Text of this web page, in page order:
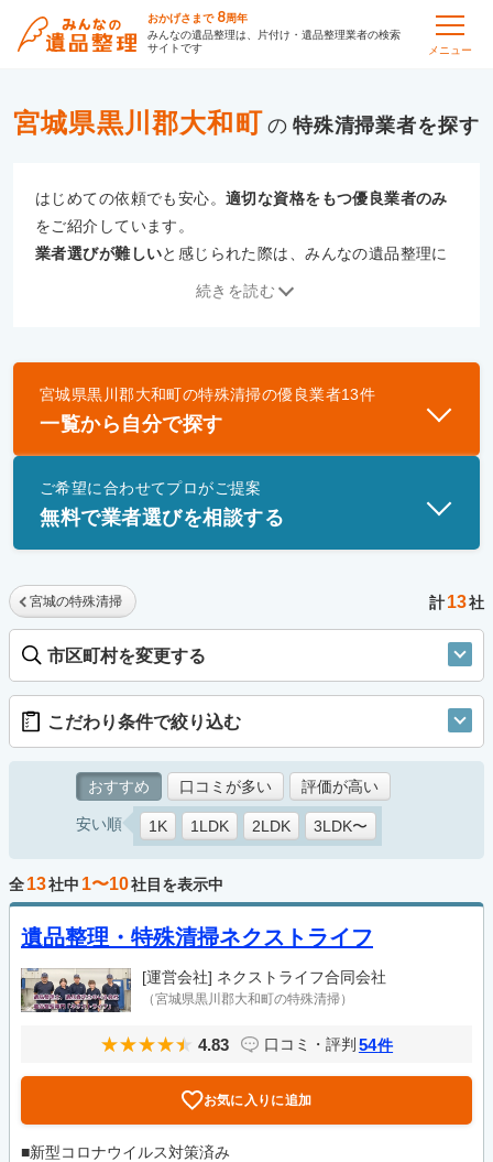
おかげさまで 8周年
みんなの遺品整理は、片付け・遺品整理業者の検索
サイトです
メニュー
宮城県黒川郡大和町 の 特殊清掃
はじめての依頼でも安心。適切な資格をもつ優良業者のみ
をご紹介しています。
業者選びが難しいと感じられた際は、みんなの遺品整理に
優良業者とは
一般財団法人遺品整理認定協会、および一般社団法
士」資格を持つ事業者のみ掲載しています。
続きを読む
宮城県黒川郡大和町の特殊清掃の優良業者13件
一覧から自分で探す
ご希望に合わせてプロがご提案
無料で業者選びを相談する
宮城の特殊清掃 計13社
市区町村を変更する
こだわり条件で絞り込む
おすすめ 口コミが多い 評価が高い
安い順 1K 1LDK 2LDK 3LDK〜
全13社中 1〜10社目を表示中
遺品整理・特殊清掃ネクストライフ
[運営会社] ネクストライフ合同会社
（宮城県黒川郡大和町の特殊清掃）
4.83 口コミ・評判 54件
お気に入りに追加
■新型コロナウイルス対策済み